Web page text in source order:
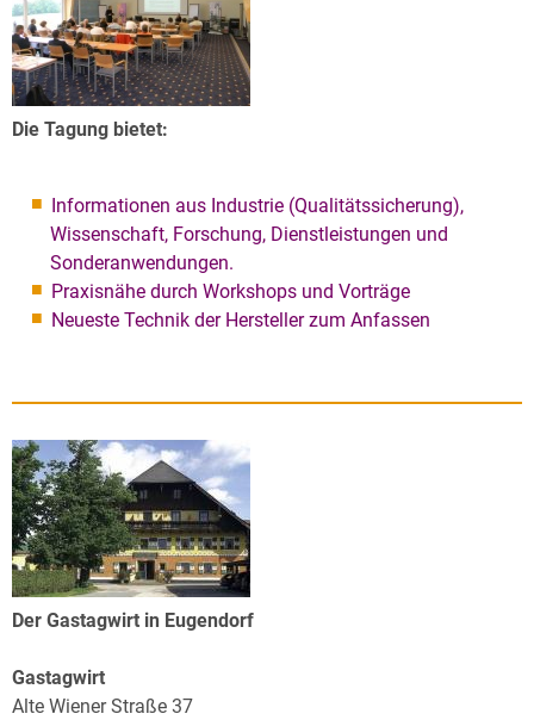
Die Tagung bietet:
Informationen aus Industrie (Qualitätssicherung),
Wissenschaft, Forschung, Dienstleistungen und
Sonderanwendungen.
Praxisnähe durch Workshops und Vorträge
Neueste Technik der Hersteller zum Anfassen
Der Gastagwirt in Eugendorf
Gastagwirt
Alte Wiener Straße 37